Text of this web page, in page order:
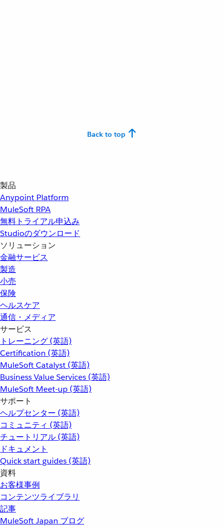
Back to top
製品
Anypoint Platform
MuleSoft RPA
無料トライアル申込み
Studioのダウンロード
ソリューション
金融サービス
製造
小売
保険
ヘルスケア
通信・メディア
サービス
トレーニング (英語)
Certification (英語)
MuleSoft Catalyst (英語)
Business Value Services (英語)
MuleSoft Meet-up (英語)
サポート
ヘルプセンター (英語)
コミュニティ (英語)
チュートリアル (英語)
ドキュメント
Quick start guides (英語)
資料
お客様事例
コンテンツライブラリ
記事
MuleSoft Japan ブログ